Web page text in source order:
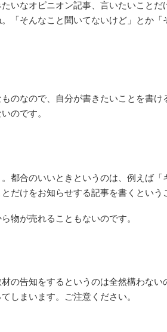
いなオピニオン記事、言いたいことだ
「そんなこと聞いてないけど」とか「
のなので、自分が書きたいことを書け
のです。
都合のいいときというのは、例えば「
だけをお知らせする記事を書くという
物が売れることもないのです。
の告知をするというのは全然構わない
しまいます。ご注意ください。